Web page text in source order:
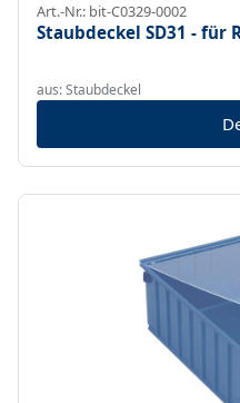
Art.-Nr.: bit-C0329-0002
Staubdeckel SD31 - für
aus: Staubdeckel